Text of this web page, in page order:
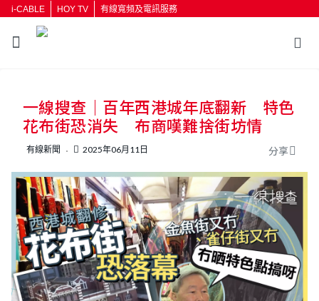
i-CABLE HOY TV 有線寬頻及電訊服務
一線搜查｜百年西港城年底翻新 特色
花布街恐消失 布商嘆難捨街坊情
有線新聞 2025年06月11日 分享